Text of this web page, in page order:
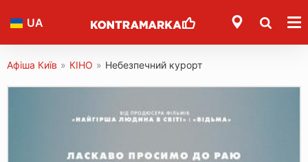
UA
Афіша Київ » КІНО » Небезпечний курорт